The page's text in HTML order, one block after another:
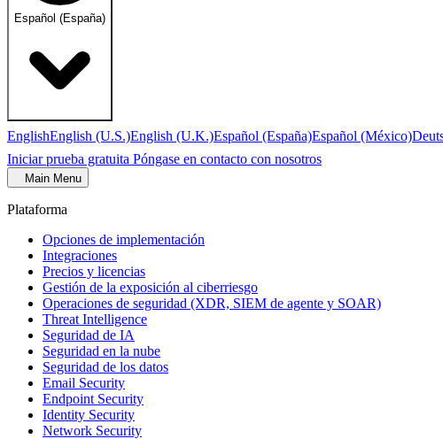
Español (España)
EnglishEnglish (U.S.)English (U.K.)Español (España)Español (México)
Iniciar prueba gratuita Póngase en contacto con nosotros
Main Menu
Plataforma
Opciones de implementación
Integraciones
Precios y licencias
Gestión de la exposición al ciberriesgo
Operaciones de seguridad (XDR, SIEM de agente y SOAR)
Threat Intelligence
Seguridad de IA
Seguridad en la nube
Seguridad de los datos
Email Security
Endpoint Security
Identity Security
Network Security